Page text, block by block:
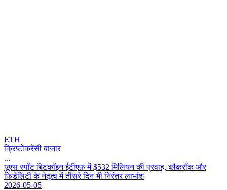
ETH
क्रिप्टोकरेंसी बाजार
...
यएस सपट बटकइन ईटएफ म $532 मलयन क परवह, बलकरक और
फडलट क नततव म तसर दन भ नरतर लभश
2026-05-05